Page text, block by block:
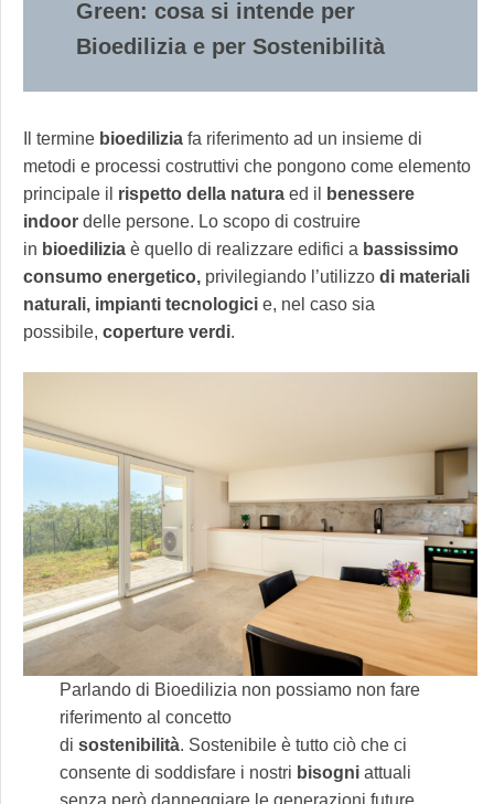
Green: cosa si intende per
Bioedilizia e per Sostenibilità
Il termine bioedilizia fa riferimento ad un insieme di
metodi e processi costruttivi che pongono come elemento
principale il rispetto della natura ed il
benessere
indoor delle persone. Lo scopo di costruire
in bioedilizia è quello di realizzare edifici a bassissimo
consumo energetico, privilegiando l’utilizzo di materiali
naturali, impianti tecnologici e, nel caso sia
possibile, coperture verdi.
Parlando di Bioedilizia non possiamo non fare
riferimento al concetto
di sostenibilità. Sostenibile è tutto ciò che ci
consente di soddisfare i nostri bisogniattuali
senza però danneggiare le generazioni future.